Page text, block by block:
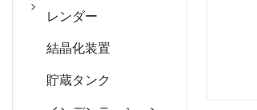
エアフロードライ
応器
生物発酵槽
レンダー
V型ミキサー
コニカルスクリュ
結晶化装置
貯蔵タンク